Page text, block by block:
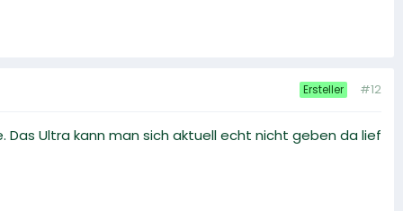
Ersteller #12
Das Ultra kann man sich aktuell echt nicht geben da lief